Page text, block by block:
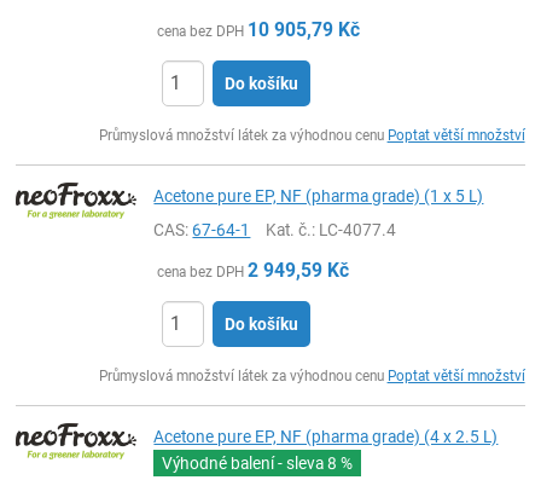
cena bez DPH 10 905,79 Kč
Do košíku
Průmyslová množství látek za výhodnou cenu Poptat větší množství
Acetone pure EP, NF (pharma grade) (1 x 5 L)
CAS:67-64-1 Kat. č.: LC-4077.4
cena bez DPH 2 949,59 Kč
Do košíku
Průmyslová množství látek za výhodnou cenu Poptat větší množství
Acetone pure EP, NF (pharma grade) (4 x 2.5 L)
Výhodné balení - sleva8 %